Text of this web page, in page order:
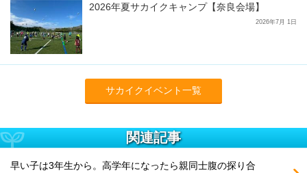
2026年夏サカイクキャンプ【奈良会場】
2026年7月 1日
サカイクイベント一覧
関連記事
早い子は3年生から。高学年になったら親同士腹の探り合